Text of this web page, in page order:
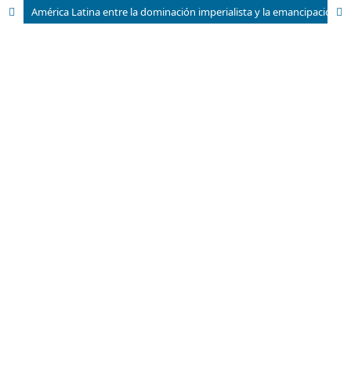
América Latina entre la dominación imperialista y la emancipación